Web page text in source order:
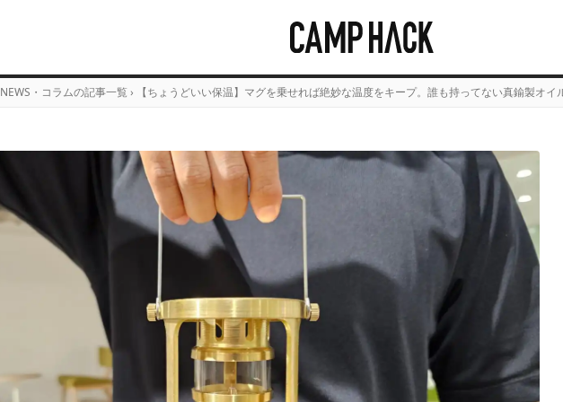
NEWS・コラムの記事一覧 › 【ちょうどいい保温】マグを乗せれば絶妙な温度をキープ。誰も持ってない真鍮製オイ